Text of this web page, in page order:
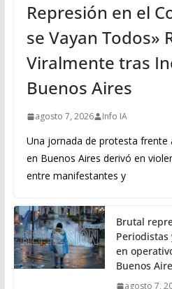
Represión en el
se Vayan Todos»
Viralmente tras
Buenos Aires
agosto 7, 2026 Info IA
Una jornada de protesta frente
en Buenos Aires derivó en
entre manifestantes y
Brutal
en
Buenos
agosto 7,